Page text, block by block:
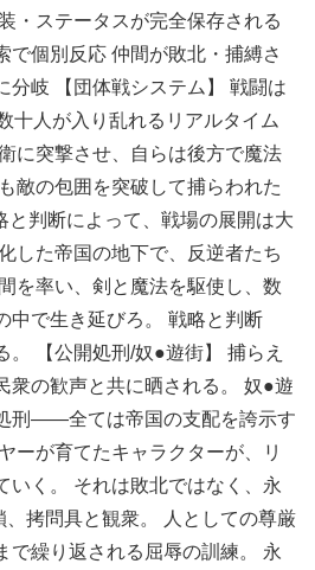
・ステータスが完全保存される
で個別反応 仲間が敗北・捕縛さ
分岐 【団体戦システム】 戦闘は
十人が入り乱れるリアルタイム
に突撃させ、自らは後方で魔法
敵の包囲を突破して捕らわれた
と判断によって、戦場の展開は大
した帝国の地下で、反逆者たち
を率い、剣と魔法を駆使し、数
中で生き延びろ。 戦略と判断
。 【公開処刑/奴●遊街】 捕らえ
衆の歓声と共に晒される。 奴●遊
刑――全ては帝国の支配を誇示す
ーが育てたキャラクターが、リ
いく。 それは敗北ではなく、永
、拷問具と観衆。 人としての尊厳
で繰り返される屈辱の訓練。 永